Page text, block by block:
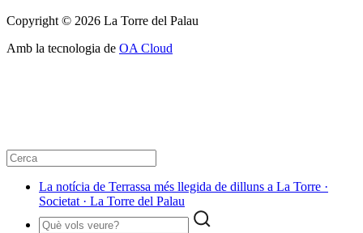
Copyright © 2026 La Torre del Palau
Amb la tecnologia de OA Cloud
La notícia de Terrassa més llegida de dilluns a La Torre ·
Societat · La Torre del Palau